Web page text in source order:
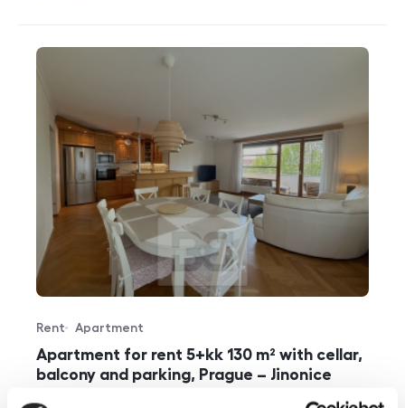
Apartment for rent 5+kk 130 m² with cellar,
balcony and parking, Prague – Jinonice
Offer type
Rent
Property type
Apartment